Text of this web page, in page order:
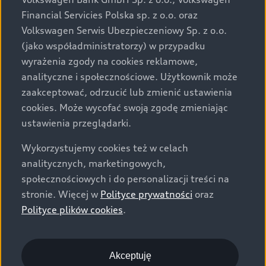
za dopłatą. Wiążące ustalenie ceny, wyposażenia i
specyfikacji pojazdu następują w umowie sprzedaży, a
określenie parametrów technicznych zawiera
świadectwo homologacji typu pojazdu. Zastrzegamy
sobie prawo do zmian i pomyłek. Wszelkie informacje
prezentowane na stronie są aktualne na dzień ich
zamieszczania. W celu uzyskania najnowszych
informacji prosimy kontaktować się z Partnerem Marki
Audi.
Wszystkie produkowane obecnie samochody marki Audi
są wykonywane z materiałów spełniających pod
względem możliwości odzysku i recyklingu wymagania
określone w normie ISO 22628 i są zgodne z
europejskimi świadectwami homologacji wydanymi wg
o.o. podlega obowiązkowi zapewnienia wszystkim
użytkownikom samochodów marki Volkswagen sieci
Financial Servicies Polska sp. z o.o. oraz
Volkswagen Serwis Ubezpieczeniowy Sp. z o.o.
(jako współadministratorzy) w przypadku
wyrażenia zgody na cookies reklamowe,
analityczne i społecznościowe. Użytkownik może
zaakceptować, odrzucić lub zmienić ustawienia
cookies. Może wycofać swoją zgodę zmieniając
ustawienia przeglądarki.
Wykorzystujemy cookies też w celach
analitycznych, marketingowych,
społecznościowych i do personalizacji treści na
stronie. Więcej w Polityce prywatności oraz
Polityce plików cookies.
Akceptuję